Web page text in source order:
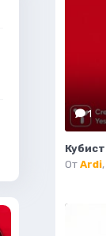
1
От Ardi,